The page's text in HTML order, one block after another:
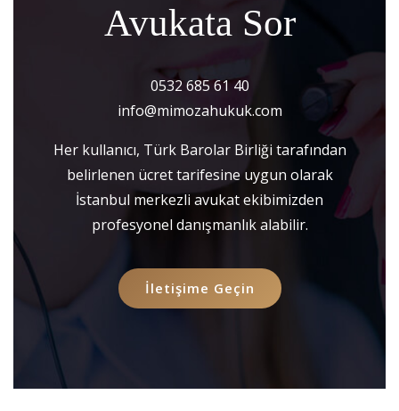
Avukata Sor
0532 685 61 40
info@mimozahukuk.com
Her kullanıcı, Türk Barolar Birliği tarafından
belirlenen ücret tarifesine uygun olarak
İstanbul merkezli avukat ekibimizden
profesyonel danışmanlık alabilir.
İletişime Geçin